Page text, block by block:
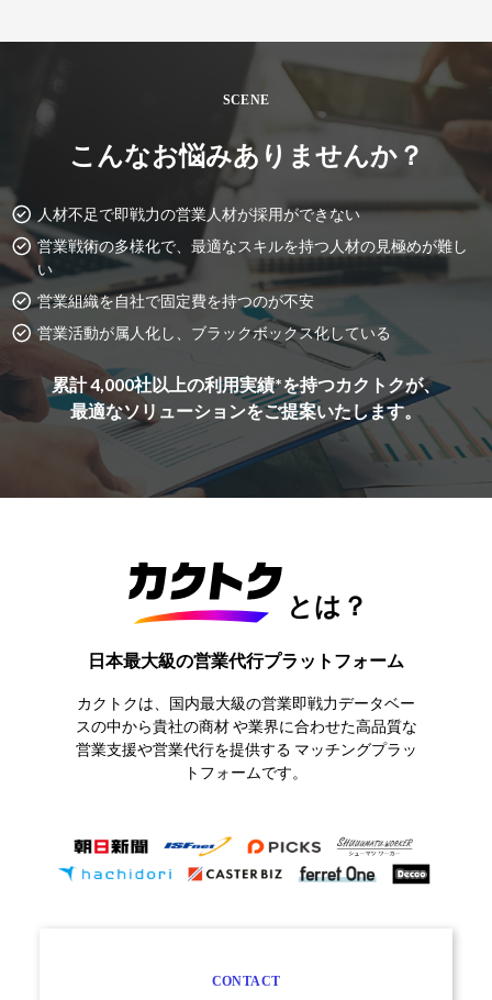
SCENE
こんなお悩みありませんか？
人材不足で即戦力の営業人材が採用ができない
営業戦術の多様化で、最適なスキルを持つ人材の見極めが難し
い
営業組織を自社で固定費を持つのが不安
営業活動が属人化し、ブラックボックス化している
累計 4,000社以上の利用実績*を持つカクトクが、
最適なソリューションをご提案いたします。
とは？
日本最大級の営業代行プラットフォーム
カクトクは、国内最大級の営業即戦力データベー
スの中から貴社の商材や業界に合わせた高品質な
営業支援や営業代行を提供する マッチングプラッ
トフォームです。
CONTACT